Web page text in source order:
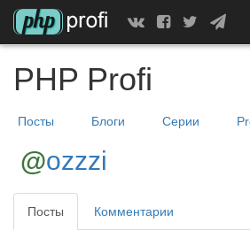
PHP Profi
Посты Блоги Серии
@ozzzi
Посты Комментарии